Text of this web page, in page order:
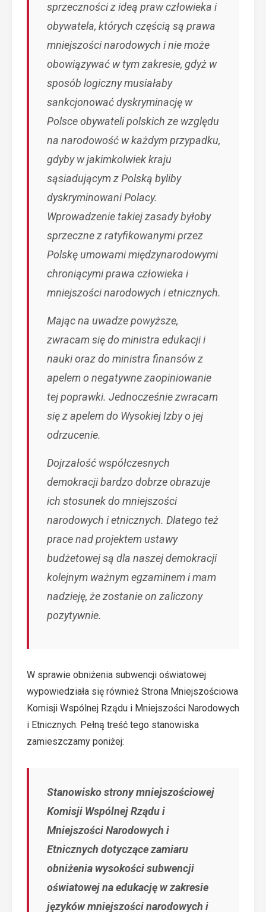
sprzeczności z ideą praw człowieka i
obywatela, których częścią są prawa
mniejszości narodowych i nie może
obowiązywać w tym zakresie, gdyż w
sposób logiczny musiałaby
sankcjonować dyskryminację w
Polsce obywateli polskich ze względu
na narodowość w każdym przypadku,
gdyby w jakimkolwiek kraju
sąsiadującym z Polską byliby
dyskryminowani Polacy.
Wprowadzenie takiej zasady byłoby
sprzeczne z ratyfikowanymi przez
Polskę umowami międzynarodowymi
chroniącymi prawa człowieka i
mniejszości narodowych i etnicznych.
Mając na uwadze powyższe,
zwracam się do ministra edukacji i
nauki oraz do ministra finansów z
apelem o negatywne zaopiniowanie
tej poprawki. Jednocześnie zwracam
się z apelem do Wysokiej Izby o jej
odrzucenie.
Dojrzałość współczesnych
demokracji bardzo dobrze obrazuje
ich stosunek do mniejszości
narodowych i etnicznych. Dlatego też
prace nad projektem ustawy
budżetowej są dla naszej demokracji
kolejnym ważnym egzaminem i mam
nadzieję, że zostanie on zaliczony
pozytywnie.
W sprawie obniżenia subwencji oświatowej
wypowiedziała się również Strona Mniejszościowa
Komisji Wspólnej Rządu i Mniejszości Narodowych
i Etnicznych. Pełną treść tego stanowiska
zamieszczamy poniżej:
Stanowisko strony mniejszościowej
Komisji Wspólnej Rządu i
Mniejszości Narodowych i
Etnicznych dotyczące zamiaru
obniżenia wysokości subwencji
oświatowej na edukację w zakresie
języków mniejszości narodowych i